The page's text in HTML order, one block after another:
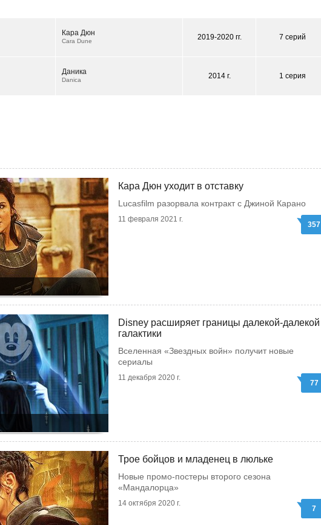
Кара Дюн
Cara Dune 2019-2020 гг. 7 серий
Даника
Danica 2014 г. 1 серия
Кара Дюн уходит в отставку
Lucasfilm разорвала контракт с Джиной Карано
11 февраля 2021 г.
357
Disney расширяет границы далекой-далекой
галактики
Вселенная «Звездных войн» получит новые
сериалы
11 декабря 2020 г.
77
Трое бойцов и младенец в люльке
Новые промо-постеры второго сезона
«Мандалорца»
14 октября 2020 г.
7